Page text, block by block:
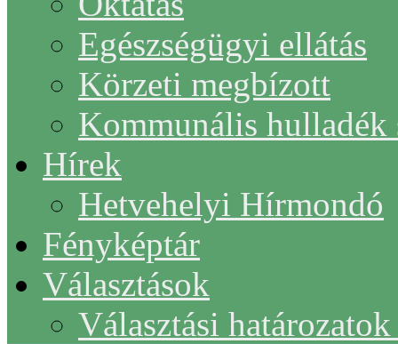
Egészségügyi ellátás
Körzeti megbízott
Kommunális hulladék
Hírek
Hetvehelyi Hírmondó
Fényképtár
Választások
Választási